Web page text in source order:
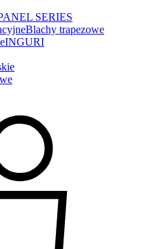
SERIES
Blachy trapezowe
INGURI